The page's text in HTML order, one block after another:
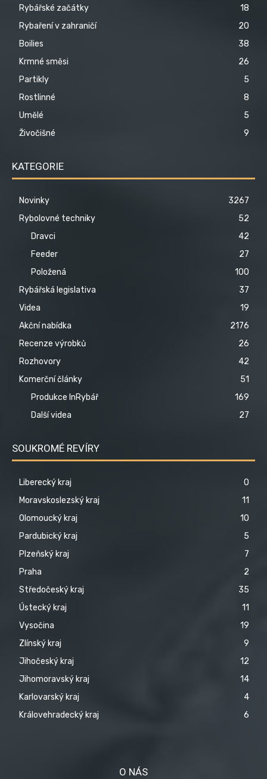
Rybářské začátky
18
Rybaření v zahraničí
20
Boilies
38
Krmné směsi
26
Partikly
5
Rostlinné
8
Umělé
5
Živočišné
9
KATEGORIE
Novinky
3267
Rybolovné techniky
52
Dravci
42
Feeder
27
Položená
100
Rybářská legislativa
37
Videa
19
Akční nabídka
2176
Recenze výrobků
26
Rozhovory
42
Komerční články
51
Produkce InRybář
169
Další videa
27
SOUKROMÉ REVÍRY
Liberecký kraj
0
Moravskoslezský kraj
11
Olomoucký kraj
10
Pardubický kraj
5
Plzeňský kraj
7
Praha
2
Středočeský kraj
35
Ústecký kraj
11
Vysočina
19
Zlínský kraj
9
Jihočeský kraj
12
Jihomoravský kraj
14
Karlovarský kraj
4
Královehradecký kraj
6
O NÁS